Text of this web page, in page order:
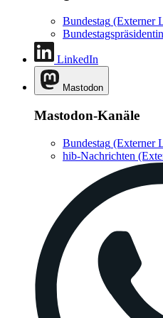
Bundestag (Externer
Bundestagspräsidentin
LinkedIn
Mastodon
Mastodon-Kanäle
Bundestag (Externer
hib-Nachrichten